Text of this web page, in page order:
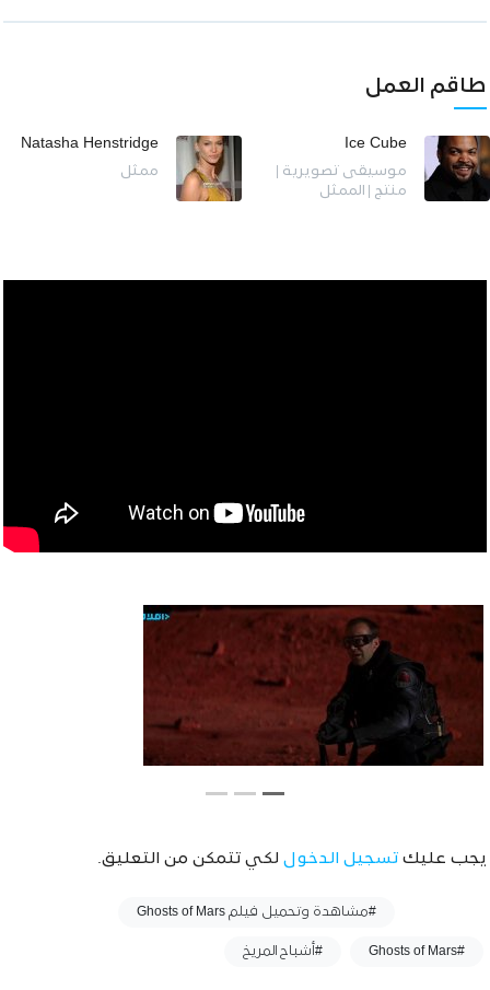
طاقم العمل
Ice Cube
موسيقى تصويرية |
منتج | الممثل
Natasha Henstridge
ممثل
يجب عليك تسجيل الدخول لكي تتمكن من التعليق.
#مشاهدة وتحميل فيلم Ghosts of Mars
#Ghosts of Mars #أشباح المريخ